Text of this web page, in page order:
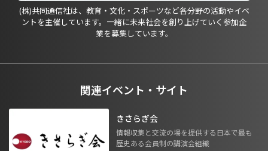
(株)共同通信社は、教育・文化・スポーツなど各分野の活動やイベ
ントを主催しています。一緒に未来社会を創り上げていく参加企
業を募集しています。
関連イベント・サイト
きさらぎ会
情報収集と交流の場を提供する日本で最も
歴史ある会員制の講演会組織